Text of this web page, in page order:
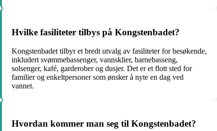
Hvilke fasiliteter tilbys på Kongstenbadet?
Kongstenbadet tilbyr et bredt utvalg av fasiliteter for besøkende,
inkludert svømmebassenger, vannsklier, barnebasseng,
solsenger, kafé, garderober og dusjer. Det er et flott sted for
familier og enkeltpersoner som ønsker å nyte en dag ved
vannet.
Hvordan kommer man seg til Kongstenbadet?